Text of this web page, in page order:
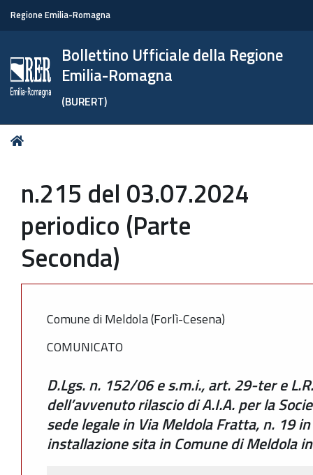
Regione Emilia-Romagna
Bollettino Ufficiale della Regione
Emilia-Romagna
(BURERT)
Tu
n.215 del 03.07.2024
periodico (Parte
Seconda)
Comune di Meldola (Forlì-Cesena)
COMUNICATO
D.Lgs. n. 152/06 e s.m.i., art. 29-ter e
dell’avvenuto rilascio di A.I.A. per la
sede legale in Via Meldola Fratta, n. 19
installazione sita in Comune di Meldola